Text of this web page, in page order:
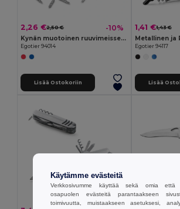
2,26 €2,50 € -10%
Kynän muotoinen ruuvimeisselisetti
Egotier 94014
Lisää Ostokoriin
1,41 €1,43 €
Metallinen ja
Egotier 94117
Lisää
Käytämme evästeitä
Verkkosivumme käyttää sekä omia että
osapuolen evästeitä parantaakseen
toimivuutta, muistaakseen asetuksesi,